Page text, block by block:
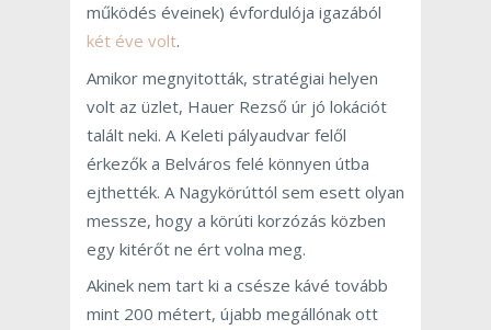
működés éveinek) évfordulója igazából
két éve volt.
Amikor megnyitották, stratégiai helyen
volt az üzlet, Hauer Rezső úr jó lokációt
talált neki. A Keleti pályaudvar felől
érkezők a Belváros felé könnyen útba
ejthették. A Nagykörúttól sem esett olyan
messze, hogy a körúti korzózás közben
egy kitérőt ne ért volna meg.
Akinek nem tart ki a csésze kávé tovább
mint 200 métert, újabb megállónak ott